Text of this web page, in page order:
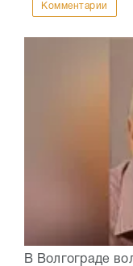
Комментарии
В Волгограде